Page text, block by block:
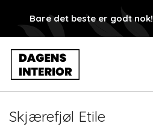
Bare det beste er godt nok!
Skjærefjøl Etile